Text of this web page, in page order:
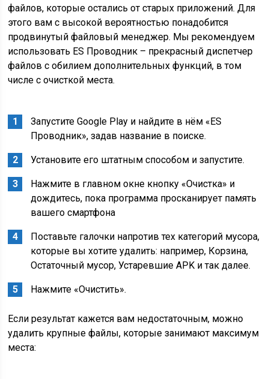
файлов, которые остались от старых приложений. Для
этого вам с высокой вероятностью понадобится
продвинутый файловый менеджер. Мы рекомендуем
использовать ES Проводник – прекрасный диспетчер
файлов с обилием дополнительных функций, в том
числе с очисткой места.
Запустите Google Play и найдите в нём «ES
Проводник», задав название в поиске.
Установите его штатным способом и запустите.
Нажмите в главном окне кнопку «Очистка» и
дождитесь, пока программа просканирует память
вашего смартфона
Поставьте галочки напротив тех категорий мусора,
которые вы хотите удалить: например, Корзина,
Остаточный мусор, Устаревшие APK и так далее.
Нажмите «Очистить».
Если результат кажется вам недостаточным, можно
удалить крупные файлы, которые занимают максимум
места: